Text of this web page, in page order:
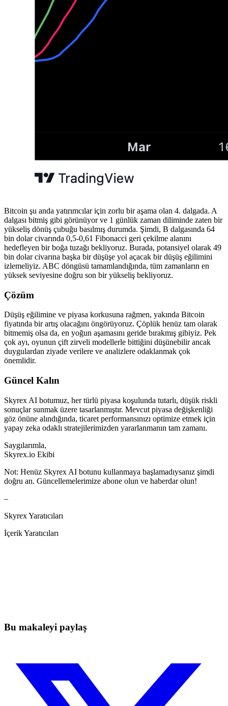
Bitcoin şu anda yatırımcılar için zorlu bir aşama olan 4. dalgada. A
dalgası bitmiş gibi görünüyor ve 1 günlük zaman diliminde zaten bir
yükseliş dönüş çubuğu basılmış durumda. Şimdi, B dalgasında 64
bin dolar civarında 0,5-0,61 Fibonacci geri çekilme alanını
hedefleyen bir boğa tuzağı bekliyoruz. Burada, potansiyel olarak 49
bin dolar civarına başka bir düşüşe yol açacak bir düşüş eğilimini
izlemeliyiz. ABC döngüsü tamamlandığında, tüm zamanların en
yüksek seviyesine doğru son bir yükseliş bekliyoruz.
Çözüm
Düşüş eğilimine ve piyasa korkusuna rağmen, yakında Bitcoin
fiyatında bir artış olacağını öngörüyoruz. Çöplük henüz tam olarak
bitmemiş olsa da, en yoğun aşamasını geride bırakmış gibiyiz. Pek
çok ayı, oyunun çift zirveli modellerle bittiğini düşünebilir ancak
duygulardan ziyade verilere ve analizlere odaklanmak çok
önemlidir.
Güncel Kalın
Skyrex AI botumuz, her türlü piyasa koşulunda tutarlı, düşük riskli
sonuçlar sunmak üzere tasarlanmıştır. Mevcut piyasa değişkenliği
göz önüne alındığında, ticaret performansınızı optimize etmek için
yapay zeka odaklı stratejilerimizden yararlanmanın tam zamanı.
Saygılarımla,
Skyrex.io Ekibi
Not: Henüz Skyrex AI botunu kullanmaya başlamadıysanız şimdi
doğru an. Güncellemelerimize abone olun ve haberdar olun!
–
Skyrex Yaratıcıları
İçerik Yaratıcıları
Bu makaleyi paylaş